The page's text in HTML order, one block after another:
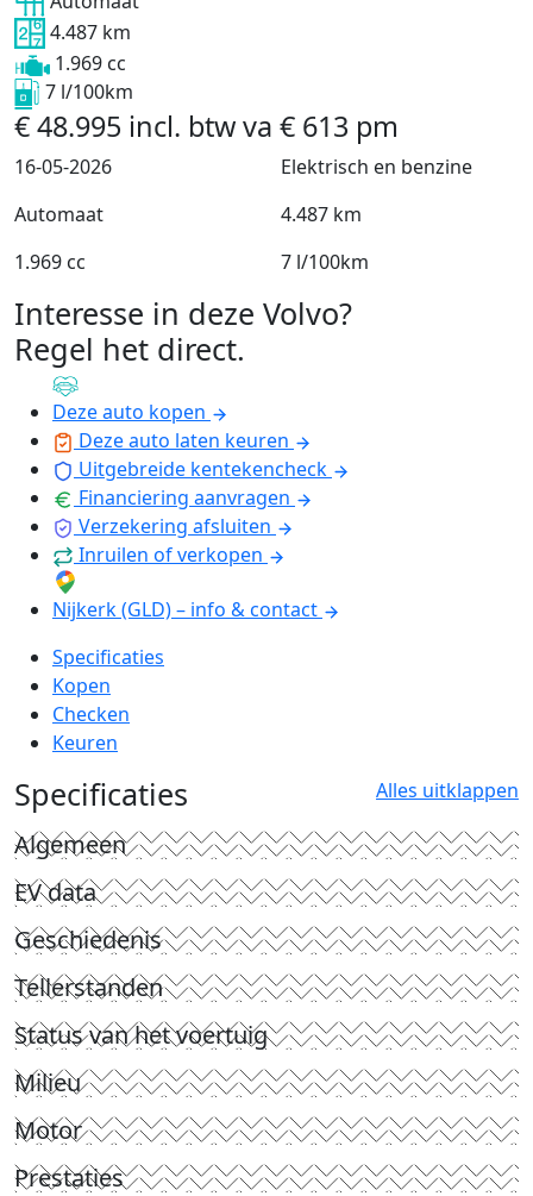
4.487 km
1.969 cc
7 l/100km
€48.995 incl. btwva € 613 pm
16-05-2026
Elektrisch en benzine
Automaat
4.487 km
1.969 cc
7 l/100km
Interesse in deze Volvo?
Regel het direct.
Deze auto kopen
Deze auto laten keuren
Uitgebreide kentekencheck
Financiering aanvragen
Verzekering afsluiten
Inruilen of verkopen
Nijkerk (GLD) – info & contact
Specificaties
Kopen
Checken
Keuren
Specificaties Alles uitklappen
Algemeen
EV data
Geschiedenis
Tellerstanden
Status van het voertuig
Milieu
Motor
Prestaties